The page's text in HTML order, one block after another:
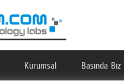
Kurumsal Basında Biz